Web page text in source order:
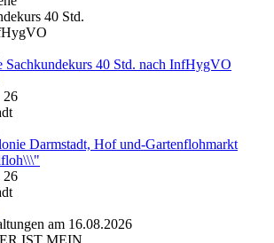
Sachkundekurs 40 Std. nach InfHygVO
26
Darmstadt, Hof und-Gartenflohmarkt
26
am 16.08.2026